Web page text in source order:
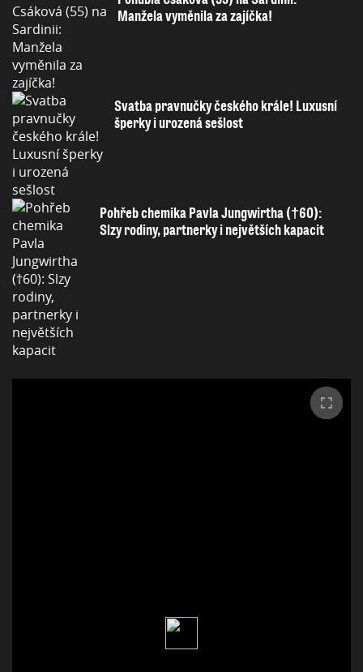
Manžela vyměnila za zajíčka!
Svatba pravnučky českého krále! Luxusní
šperky i urozená sešlost
Pohřeb chemika Pavla Jungwirtha (†60):
Slzy rodiny, partnerky i největších kapacit